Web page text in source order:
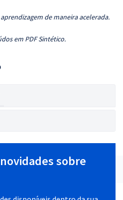
de maneira acelerada.
em PDF Sintético.
sobre